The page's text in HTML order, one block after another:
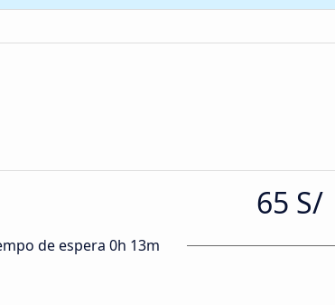
65 S/
de espera 0h 13m